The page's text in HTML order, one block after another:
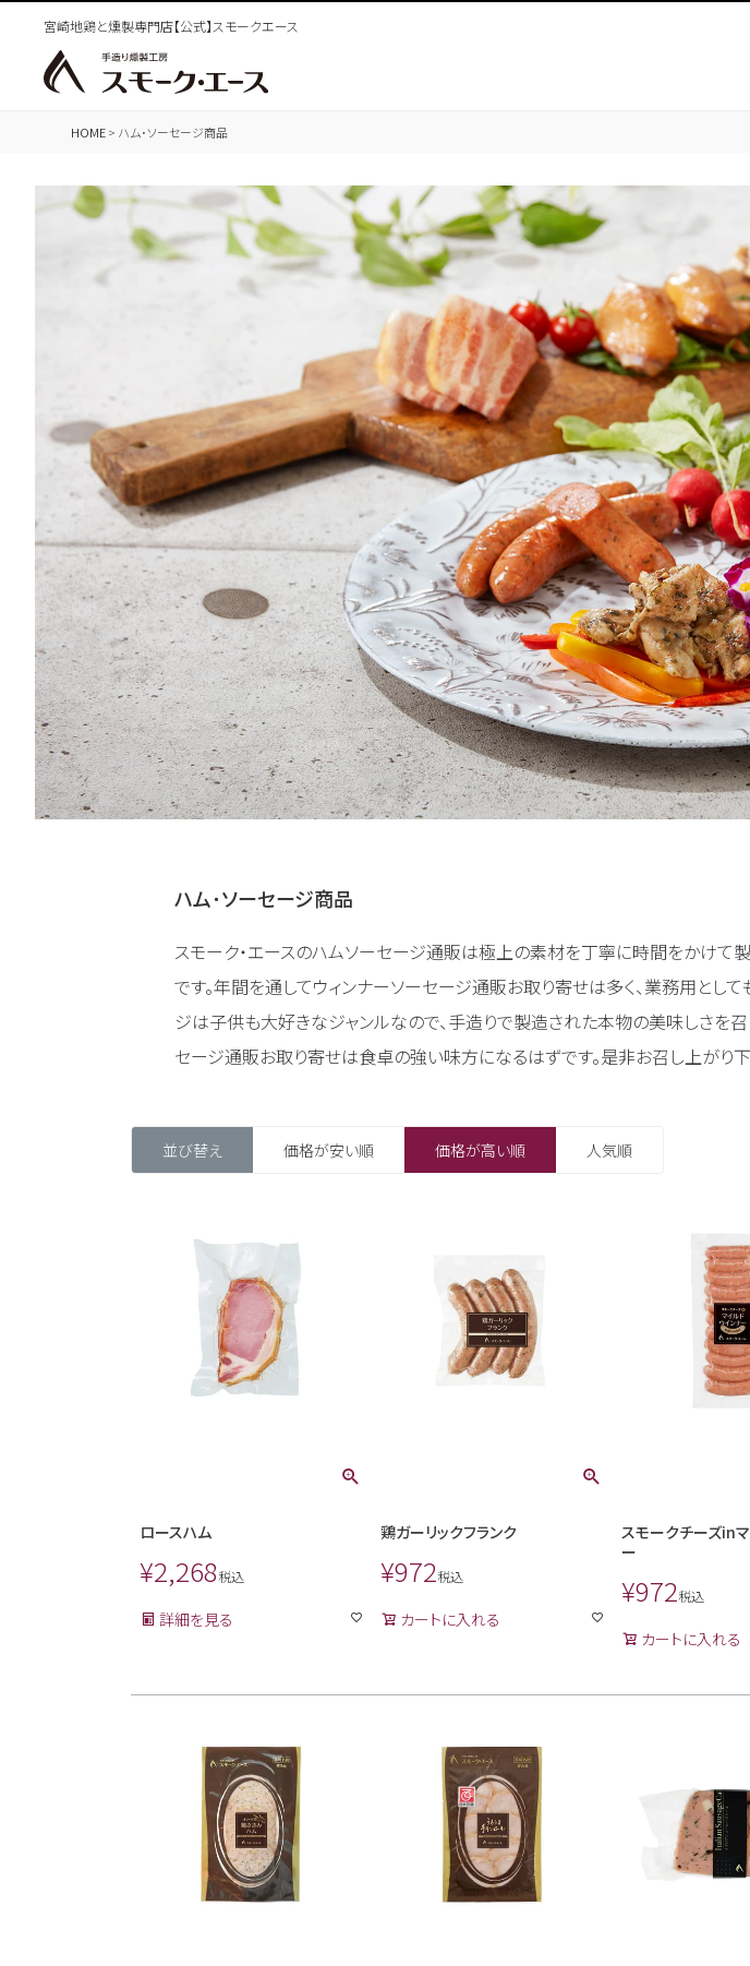
宮崎地鶏と燻製専門店【公式】スモークエース
HOME ハム･ソーセージ商品
ハム･ソーセージ商品
スモーク・エースのハムソーセージ通販は極上の素材を丁寧に時間をかけ
です。年間を通してウィンナーソーセージ通販お取り寄せは多く、業務用とし
ジは子供も大好きなジャンルなので、手造りで製造された本物の美味しさを
セージ通販お取り寄せは食卓の強い味方になるはずです。是非お召し上がり下
並び替え 価格が安い順 価格が高い順 人気順
ロースハム
¥2,268税込
詳細を見る
鶏ガーリックフランク
¥972税込
カートに入れる
スモークチーズin
ー
¥972税込
カートに入れる